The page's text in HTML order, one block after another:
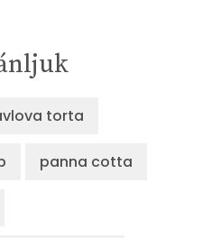
torta
panna cotta